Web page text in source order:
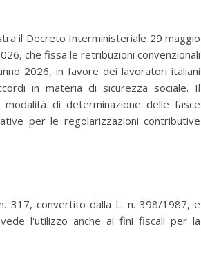
il Decreto Interministeriale 29 maggio
che fissa le retribuzioni convenzionali
2026, in favore dei lavoratori italiani
in materia di sicurezza sociale. Il
di determinazione delle fasce
per le regolarizzazioni contributive
317, convertito dalla L. n. 398/1987, e
l'utilizzo anche ai fini fiscali per la